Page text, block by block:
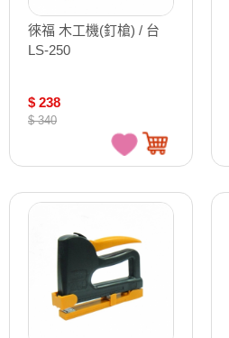
徠福 木工機(釘槍) / 台
LS-250
$ 238
$ 340